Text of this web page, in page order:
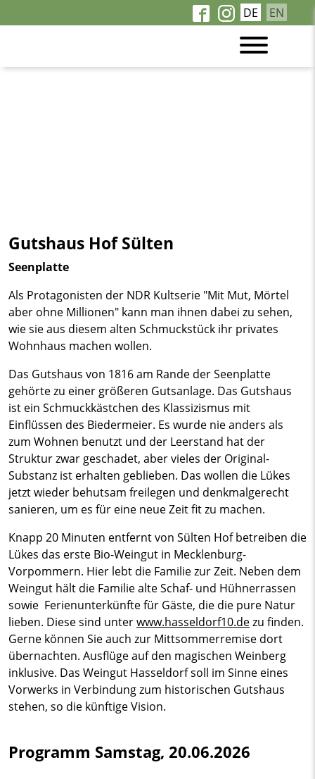
DE EN
Gutshaus Hof Sülten
Seenplatte
Als Protagonisten der NDR Kultserie "Mit Mut, Mörtel
aber ohne Millionen" kann man ihnen dabei zu sehen,
wie sie aus diesem alten Schmuckstück ihr privates
Wohnhaus machen wollen.
Das Gutshaus von 1816 am Rande der Seenplatte
gehörte zu einer größeren Gutsanlage. Das Gutshaus
ist ein Schmuckkästchen des Klassizismus mit
Einflüssen des Biedermeier. Es wurde nie anders als
zum Wohnen benutzt und der Leerstand hat der
Struktur zwar geschadet, aber vieles der Original-
Substanz ist erhalten geblieben. Das wollen die Lükes
jetzt wieder behutsam freilegen und denkmalgerecht
sanieren, um es für eine neue Zeit fit zu machen.
Knapp 20 Minuten entfernt von Sülten Hof betreiben die
Lükes das erste Bio-Weingut in Mecklenburg-
Vorpommern. Hier lebt die Familie zur Zeit. Neben dem
Weingut hält die Familie alte Schaf- und Hühnerrassen
sowie Ferienunterkünfte für Gäste, die die pure Natur
lieben. Diese sind unterwww.hasseldorf10.dezu finden.
Gerne können Sie auch zur Mittsommerremise dort
übernachten. Ausflüge auf den magischen Weinberg
inklusive. Das Weingut Hasseldorf soll im Sinne eines
Vorwerks in Verbindung zum historischen Gutshaus
stehen, so die künftige Vision.
Programm Samstag, 20.06.2026